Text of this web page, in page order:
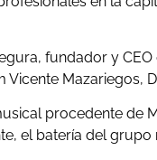
fundador y
Vicente Mazariegos,
procedente de
el batería del grupo